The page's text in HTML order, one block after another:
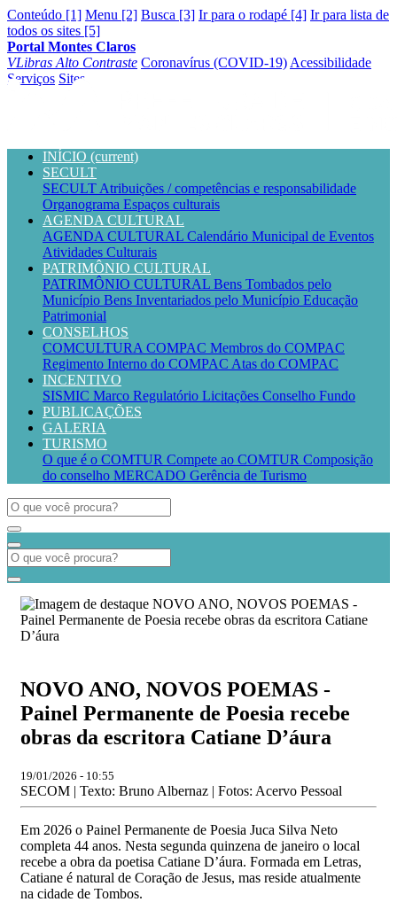
Conteúdo [1] Menu [2] Busca [3] Ir para o rodapé [4] Ir para lista de
todos os sites [5]
Portal Montes Claros
VLibras Alto Contraste Coronavírus (COVID-19) Acessibilidade
Serviços Sites
INÍCIO (current)
SECULT
SECULT Atribuições / competências e responsabilidade
Organograma Espaços culturais
AGENDA CULTURAL
AGENDA CULTURAL Calendário Municipal de Eventos
Atividades Culturais
PATRIMÔNIO CULTURAL
PATRIMÔNIO CULTURAL Bens Tombados pelo
Município Bens Inventariados pelo Município Educação
Patrimonial
CONSELHOS
COMCULTURA COMPAC Membros do COMPAC
Regimento Interno do COMPAC Atas do COMPAC
INCENTIVO
SISMIC Marco Regulatório Licitações Conselho Fundo
PUBLICAÇÕES
GALERIA
TURISMO
O que é o COMTUR Compete ao COMTUR Composição
do conselho MERCADO Gerência de Turismo
NOVO ANO, NOVOS POEMAS -
Painel Permanente de Poesia recebe
obras da escritora Catiane D’áura
19/01/2026 - 10:55
SECOM | Texto: Bruno Albernaz | Fotos: Acervo Pessoal
Em 2026 o Painel Permanente de Poesia Juca Silva Neto
completa 44 anos. Nesta segunda quinzena de janeiro o local
recebe a obra da poetisa Catiane D’áura. Formada em Letras,
Catiane é natural de Coração de Jesus, mas reside atualmente
na cidade de Tombos.